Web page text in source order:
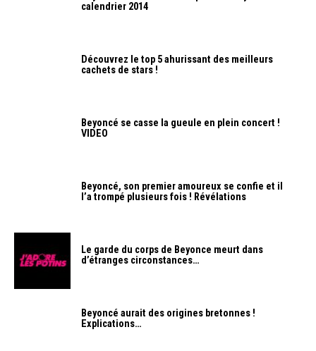
calendrier 2014
Découvrez le top 5 ahurissant des meilleurs
cachets de stars !
Beyoncé se casse la gueule en plein concert !
VIDEO
Beyoncé, son premier amoureux se confie et il
l’a trompé plusieurs fois ! Révélations
Le garde du corps de Beyonce meurt dans
d’étranges circonstances…
Beyoncé aurait des origines bretonnes !
Explications…